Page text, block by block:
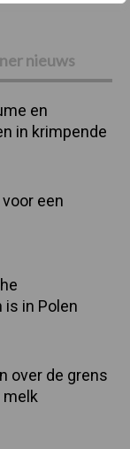
nieuws
en
in krimpende
een
is in Polen
over de grens
melk